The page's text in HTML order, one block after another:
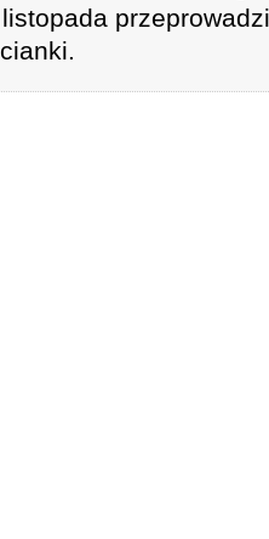
listopada